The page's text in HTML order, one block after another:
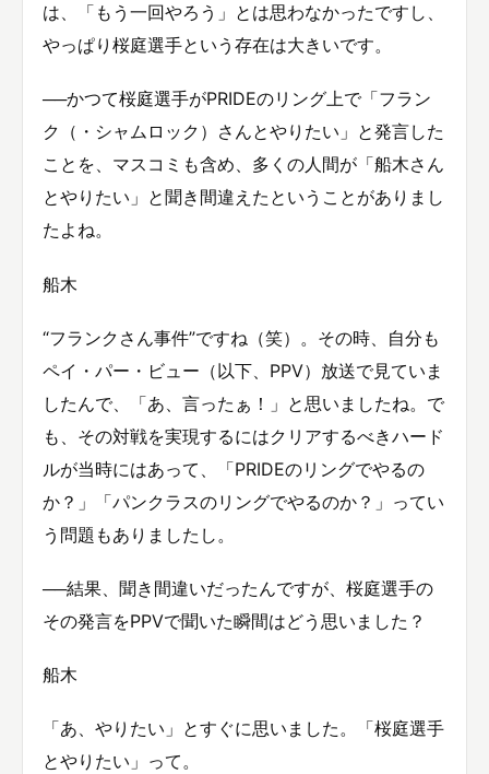
は、「もう一回やろう」とは思わなかったですし、
やっぱり桜庭選手という存在は大きいです。
──かつて桜庭選手がPRIDEのリング上で「フラン
ク（・シャムロック）さんとやりたい」と発言した
ことを、マスコミも含め、多くの人間が「船木さん
とやりたい」と聞き間違えたということがありまし
たよね。
船木
“フランクさん事件”ですね（笑）。その時、自分も
ペイ・パー・ビュー（以下、PPV）放送で見ていま
したんで、「あ、言ったぁ！」と思いましたね。で
も、その対戦を実現するにはクリアするべきハード
ルが当時にはあって、「PRIDEのリングでやるの
か？」「パンクラスのリングでやるのか？」ってい
う問題もありましたし。
──結果、聞き間違いだったんですが、桜庭選手の
その発言をPPVで聞いた瞬間はどう思いました？
船木
「あ、やりたい」とすぐに思いました。「桜庭選手
とやりたい」って。